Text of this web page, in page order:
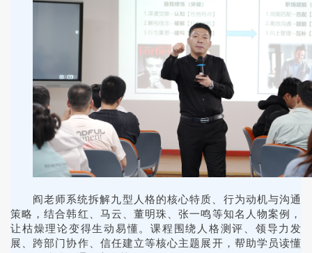
阎老师系统拆解九型人格的核心特质、行为动机与沟通
策略，结合韩红、马云、董明珠、张一鸣等知名人物案例，
让枯燥理论变得生动易懂。课程围绕人格测评、领导力发
展、跨部门协作、信任建立等核心主题展开，帮助学员读懂